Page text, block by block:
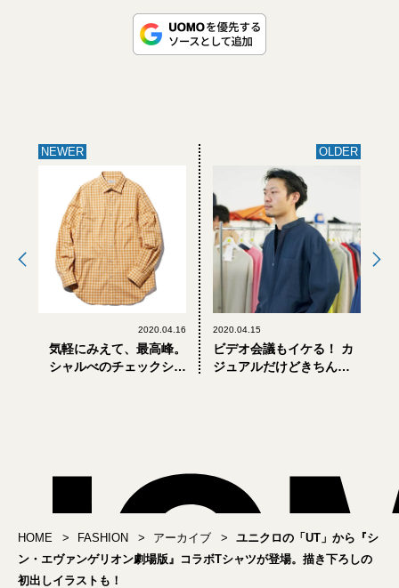
NEWER
2020.04.16
気軽にみえて、最高峰。
シャルべのチェックシャ
OLDER
2020.04.15
ビデオ会議もイケる！ カ
ジュアルだけどきちんと
HOME FASHION アーカイブ
ユニクロの「UT」から『シ
ン・エヴァンゲリオン劇場版』コラボTシャツが登場。描き下ろしの
初出しイラストも！